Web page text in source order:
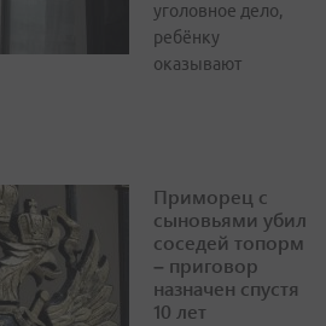
уголовное дело,
ребёнку
оказывают
Приморец с
сыновьями убил
соседей топорм
– приговор
назначен спустя
10 лет